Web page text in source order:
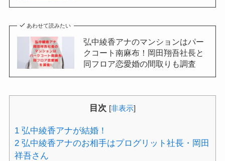
あわせて読みたい
弘中綾香アナのマンションはパー
クコート南麻布！岡田翔吾社長と
同フロア恋愛婚の間取りも調査
目次 [非表示]
1弘中綾香アナが結婚！
2弘中綾香アナのお相手はプログリット社長・岡田
祥吾さん